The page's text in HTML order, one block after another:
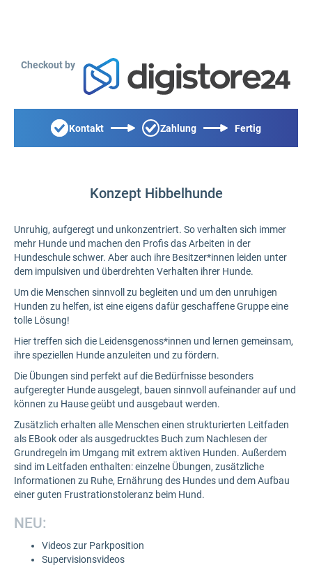
Checkout by
Kontakt Zahlung Fertig
Konzept Hibbelhunde
Unruhig, aufgeregt und unkonzentriert. So verhalten sich immer
mehr Hunde und machen den Profis das Arbeiten in der
Hundeschule schwer. Aber auch ihre Besitzer*innen leiden unter
dem impulsiven und überdrehten Verhalten ihrer Hunde.
Um die Menschen sinnvoll zu begleiten und um den unruhigen
Hunden zu helfen, ist eine eigens dafür geschaffene Gruppe eine
tolle Lösung!
Hier treffen sich die Leidensgenoss*innen und lernen gemeinsam,
ihre speziellen Hunde anzuleiten und zu fördern.
Die Übungen sind perfekt auf die Bedürfnisse besonders
aufgeregter Hunde ausgelegt, bauen sinnvoll aufeinander auf und
können zu Hause geübt und ausgebaut werden.
Zusätzlich erhalten alle Menschen einen strukturierten Leitfaden
als EBook oder als ausgedrucktes Buch zum Nachlesen der
Grundregeln im Umgang mit extrem aktiven Hunden. Außerdem
sind im Leitfaden enthalten: einzelne Übungen, zusätzliche
Informationen zu Ruhe, Ernährung des Hundes und dem Aufbau
einer guten Frustrationstoleranz beim Hund.
NEU:
Videos zur Parkposition
Supervisionsvideos